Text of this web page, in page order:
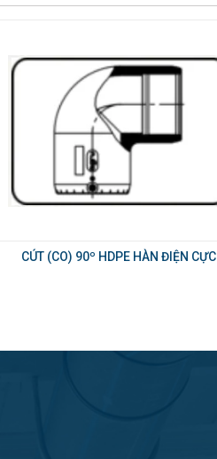
CÚT (CO) 90º HDPE HÀN ĐIỆN CỰC